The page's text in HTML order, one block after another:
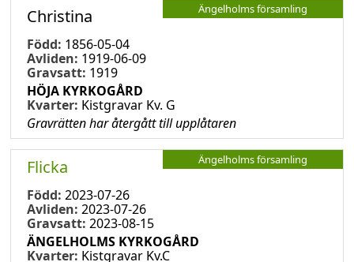
Ängelholms församling
Christina
Född: 1856-05-04
Avliden: 1919-06-09
Gravsatt: 1919
HÖJA KYRKOGÅRD
Kvarter: Kistgravar Kv. G
Gravrätten har återgått till upplåtaren
Ängelholms församling
Flicka
Född: 2023-07-26
Avliden: 2023-07-26
Gravsatt: 2023-08-15
ÄNGELHOLMS KYRKOGÅRD
Kvarter: Kistgravar Kv.C